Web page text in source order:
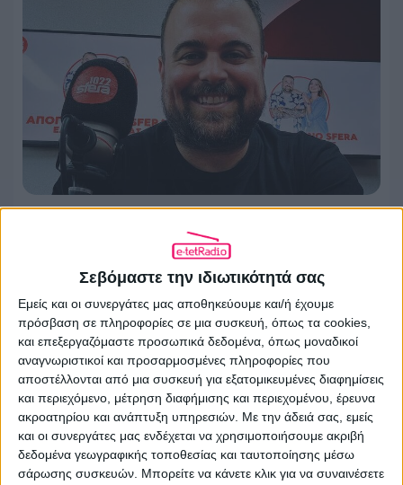
Σεβόμαστε την ιδιωτικότητά σας
Εμείς και οι συνεργάτες μας αποθηκεύουμε και/ή έχουμε
πρόσβαση σε πληροφορίες σε μια συσκευή, όπως τα cookies,
και επεξεργαζόμαστε προσωπικά δεδομένα, όπως μοναδικοί
αναγνωριστικοί και προσαρμοσμένες πληροφορίες που
αποστέλλονται από μια συσκευή για εξατομικευμένες διαφημίσεις
και περιεχόμενο, μέτρηση διαφήμισης και περιεχομένου, έρευνα
ακροατηρίου και ανάπτυξη υπηρεσιών. Με την άδειά σας, εμείς
και οι συνεργάτες μας ενδέχεται να χρησιμοποιήσουμε ακριβή
δεδομένα γεωγραφικής τοποθεσίας και ταυτοποίησης μέσω
σάρωσης συσκευών. Μπορείτε να κάνετε κλικ για να συναινέσετε
30.07.2026 - 09:56